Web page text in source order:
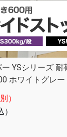
YSシリーズ
ホワイトグレー
）